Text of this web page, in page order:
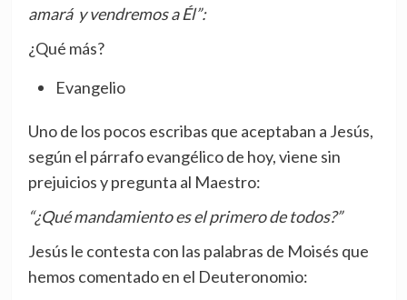
amará y vendremos a Él”:
¿Qué más?
Evangelio
Uno de los pocos escribas que aceptaban a Jesús,
según el párrafo evangélico de hoy, viene sin
prejuicios y pregunta al Maestro:
“¿Qué mandamiento es el primero de todos?”
Jesús le contesta con las palabras de Moisés que
hemos comentado en el Deuteronomio: